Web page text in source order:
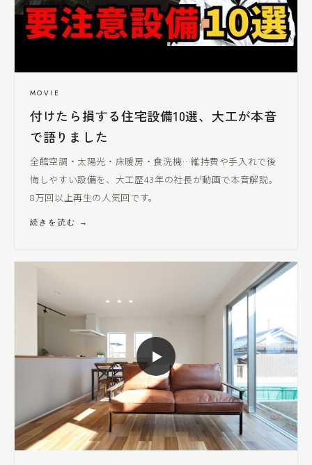
MOVIE
付けたら損する住宅設備10選、大工が本音
で語りました
全館空調・太陽光・床暖房・食洗機…維持費や手入れで後
悔しやすい設備を、大工歴43年の社長が動画で本音解説。
8万回以上再生の人気回です。
続きを読む →
▶